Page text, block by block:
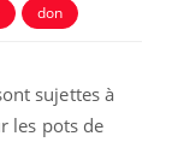
don
sujettes à
les pots de